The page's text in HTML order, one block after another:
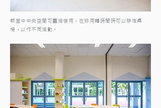
飯堂中中央空間可靈活使用，在非用饍時間時可以移走桌
椅，以作不同活動。